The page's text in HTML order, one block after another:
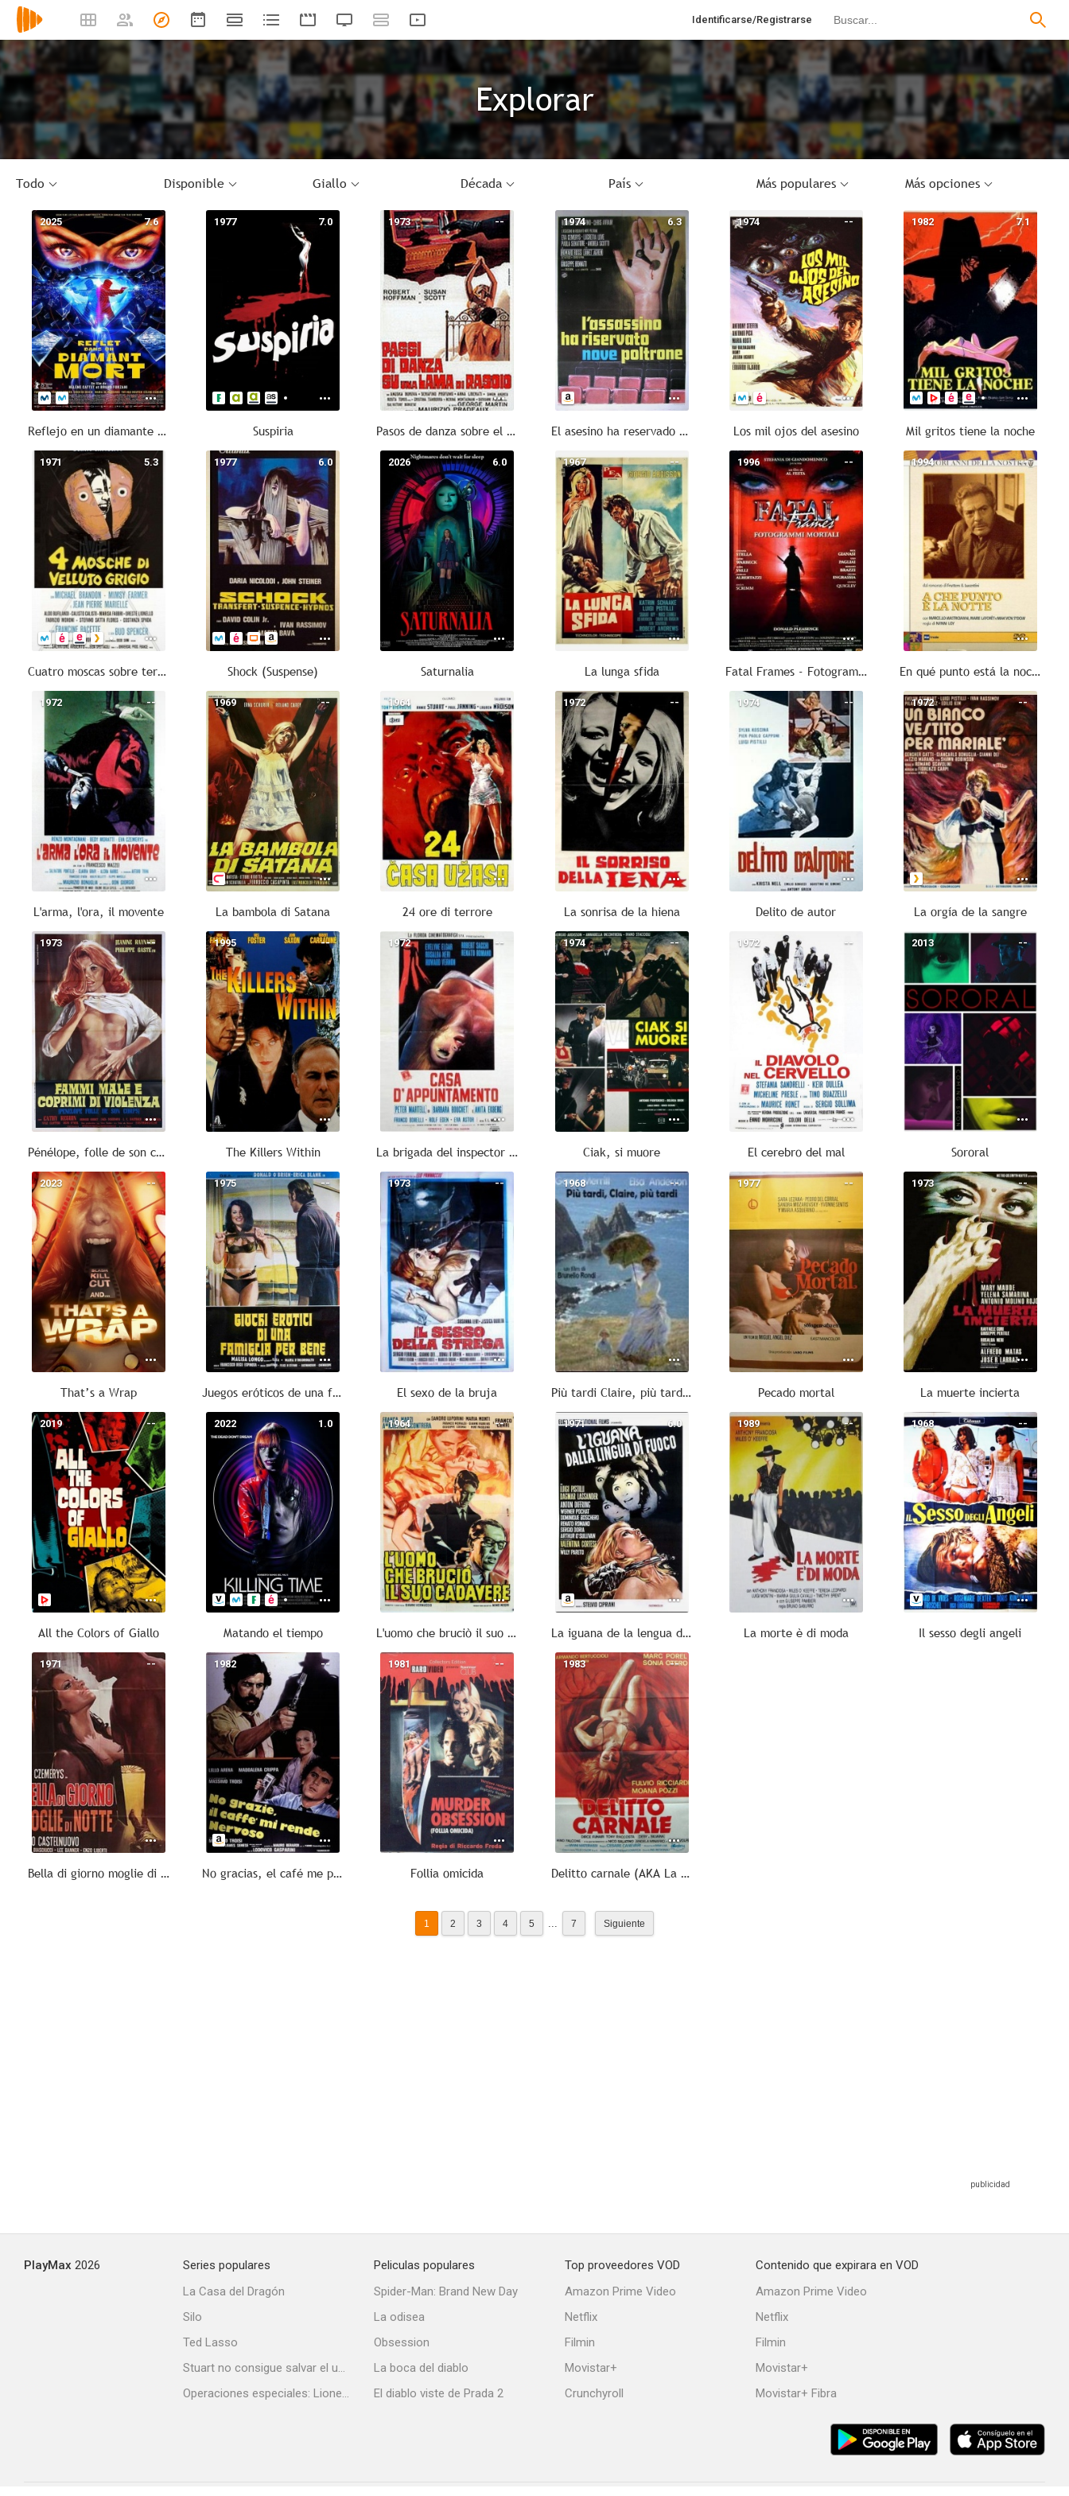
Identificarse/Registrarse
Explorar
Todo Disponible Giallo Década País Más populares Más opciones
7.6
2025
Reflejo en un diamante muerto
7.0
1977
Suspiria
--
1973
Pasos de danza sobre el filo de una navaja
6.3
1974
El asesino ha reservado 9 butacas
--
1974
Los mil ojos del asesino
7.1
1982
Mil gritos tiene la noche
5.3
1971
Cuatro moscas sobre terciopelo gris
6.0
1977
Shock (Suspense)
6.0
2026
Saturnalia
--
1967
La lunga sfida
--
1996
Fatal Frames - Fotogrammi mortali
--
1994
En qué punto está la noche
--
1972
L'arma, l'ora, il movente
--
1969
La bambola di Satana
--
1964
24 ore di terrore
--
1972
La sonrisa de la hiena
--
1974
Delito de autor
--
1972
La orgía de la sangre
--
1973
Pénélope, folle de son corps
--
1995
The Killers Within
--
1972
La brigada del inspector Bogart
--
1974
Ciak, si muore
--
1972
El cerebro del mal
--
2013
Sororal
--
2023
That’s a Wrap
--
1975
Juegos eróticos de una familia bien
--
1973
El sexo de la bruja
--
1968
Più tardi Claire, più tardi...
--
1977
Pecado mortal
--
1973
La muerte incierta
--
2019
All the Colors of Giallo
1.0
2022
Matando el tiempo
--
1964
L'uomo che bruciò il suo cadavere
6.0
1971
La iguana de la lengua de fuego
--
1989
La morte è di moda
--
1968
Il sesso degli angeli
--
1971
Bella di giorno moglie di notte
--
1982
No gracias, el café me pone nervioso
--
1981
Follia omicida
--
1983
Delitto carnale (AKA La pantera bionda)
1 2 3 4 5 ... 7 Siguiente
PlayMax 2026
Series populares
La Casa del Dragón
Silo
Ted Lasso
Stuart no consigue salvar el universo
Operaciones especiales: Lioness
Peliculas populares
Spider-Man: Brand New Day
La odisea
Obsession
La boca del diablo
El diablo viste de Prada 2
Top proveedores VOD
Amazon Prime Video
Netflix
Filmin
Movistar+
Crunchyroll
Contenido que expirara en VOD
Amazon Prime Video
Netflix
Filmin
Movistar+
Movistar+ Fibra